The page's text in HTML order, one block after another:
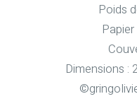
Poids
Dimensions :